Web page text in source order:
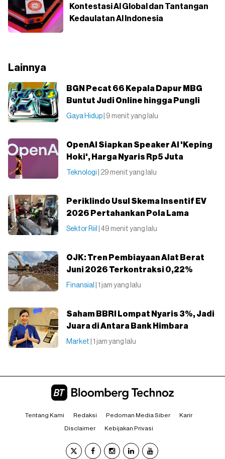
Kontestasi AI Global dan Tantangan
Kedaulatan AI Indonesia
Lainnya
BGN Pecat 66 Kepala Dapur MBG
Buntut Judi Online hingga Pungli
Gaya Hidup | 9 menit yang lalu
OpenAI Siapkan Speaker AI 'Keping
Hoki', Harga Nyaris Rp5 Juta
Teknologi | 29 menit yang lalu
Periklindo Usul Skema Insentif EV
2026 Pertahankan Pola Lama
Sektor Riil | 49 menit yang lalu
OJK: Tren Pembiayaan Alat Berat
Juni 2026 Terkontraksi 0,22%
Finansial | 1 jam yang lalu
Saham BBRI Lompat Nyaris 3%, Jadi
Juara di Antara Bank Himbara
Market | 1 jam yang lalu
Tentang Kami Redaksi Pedoman Media Siber Karir
Disclaimer Kebijakan Privasi